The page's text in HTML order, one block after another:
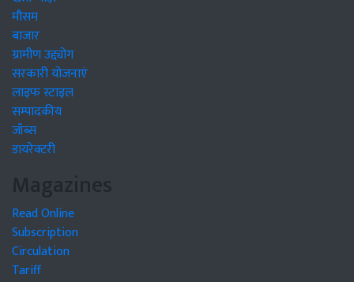
मौसम
बाजार
ग्रामीण उद्द्योग
सरकारी योजनाएं
लाइफ स्टाइल
सम्पादकीय
जॉब्स
डायरेक्टरी
Magazines
Read Online
Subscription
Circulation
Tariff